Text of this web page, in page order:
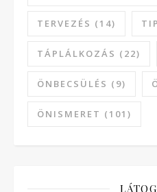
TERVEZÉS (14)
TÁPLÁLKOZÁS (22)
ÖNBECSÜLÉS (9)
ÖNISMERET (101)